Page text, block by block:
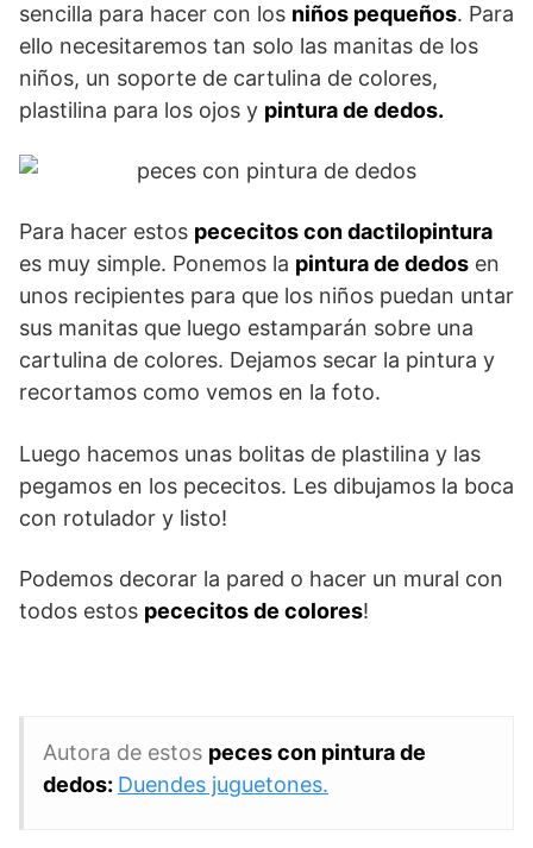
sencilla para hacer con los niños pequeños. Para
ello necesitaremos tan solo las manitas de los
niños, un soporte de cartulina de colores,
plastilina para los ojos y pintura de dedos.
Para hacer estos pececitos con dactilopintura
es muy simple. Ponemos la pintura de dedos en
unos recipientes para que los niños puedan untar
sus manitas que luego estamparán sobre una
cartulina de colores. Dejamos secar la pintura y
recortamos como vemos en la foto.
Luego hacemos unas bolitas de plastilina y las
pegamos en los pececitos. Les dibujamos la boca
con rotulador y listo!
Podemos decorar la pared o hacer un mural con
todos estos pececitos de colores!
Autora de estos peces con pintura de
dedos: Duendes juguetones.